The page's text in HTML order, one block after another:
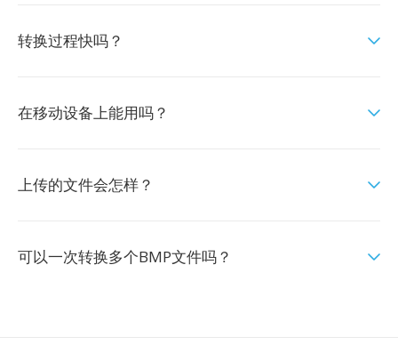
转换过程快吗？
在移动设备上能用吗？
上传的文件会怎样？
可以一次转换多个BMP文件吗？